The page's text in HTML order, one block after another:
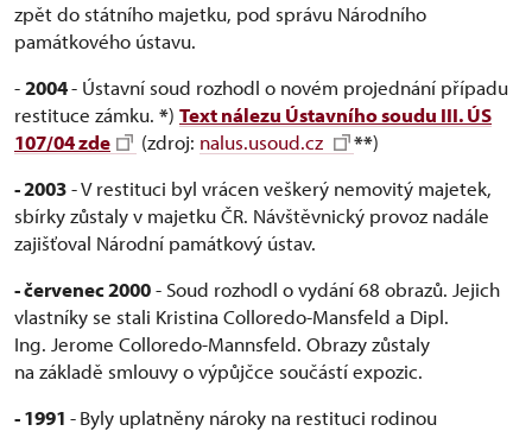
zpět do státního majetku, pod správu Národního
památkového ústavu.
-2004- Ústavní soud rozhodl o novém projednání případu
restituce zámku. *) Text nálezu Ústavního soudu III. ÚS
107/04 zde
(zdroj: nalus.usoud.cz **)
- 2003- V restituci byl vrácen veškerý nemovitý majetek,
sbírky zůstaly v majetku ČR. Návštěvnický provoz nadále
zajišťoval Národní památkový ústav.
- červenec 2000- Soud rozhodl o vydání 68 obrazů. Jejich
vlastníky se stali Kristina Colloredo-Mansfeld a Dipl.
Ing. Jerome Colloredo-Mannsfeld. Obrazy zůstaly
na základě smlouvy o výpůjčce součástí expozic.
- 1991 -Byly uplatněny nároky na restituci rodinou